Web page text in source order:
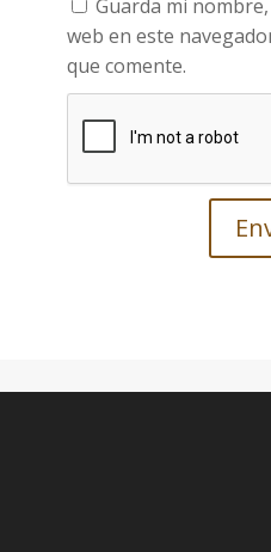
Guarda mi
web en este
que comente.